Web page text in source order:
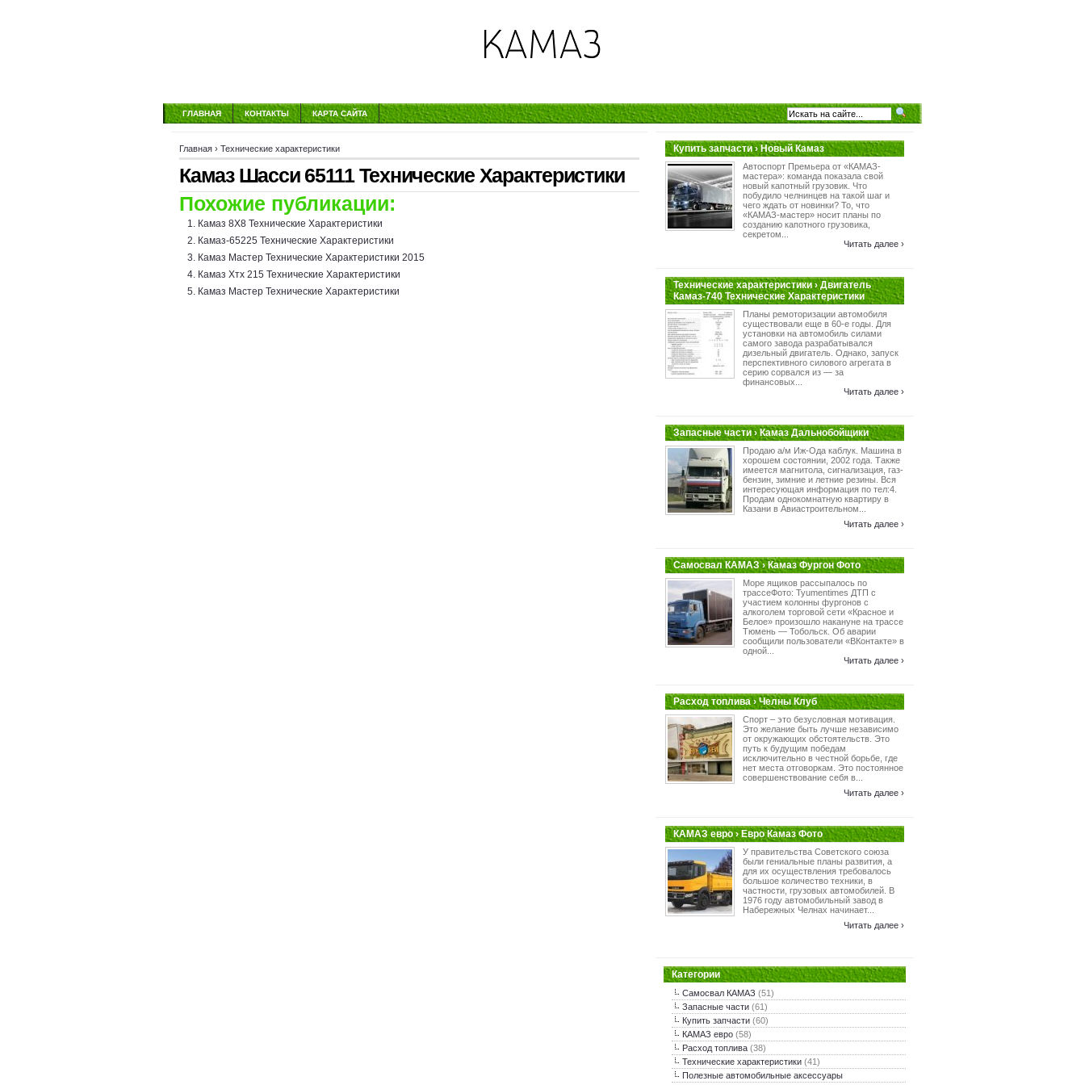
ГЛАВНАЯ КОНТАКТЫ КАРТА САЙТА
Главная › Технические характеристики
Камаз Шасси 65111 Технические Характеристики
Похожие публикации:
Камаз 8Х8 Технические Характеристики
Камаз-65225 Технические Характеристики
Камаз Мастер Технические Характеристики 2015
Камаз Хтх 215 Технические Характеристики
Камаз Мастер Технические Характеристики
Купить запчасти › Новый Камаз
Автоспорт Премьера от «КАМАЗ-
мастера»: команда показала свой
новый капотный грузовик. Что
побудило челнинцев на такой шаг и
чего ждать от новинки? То, что
«КАМАЗ-мастер» носит планы по
созданию капотного грузовика,
секретом...
Читать далее ›
Технические характеристики › Двигатель
Камаз-740 Технические Характеристики
Планы ремоторизации автомобиля
существовали еще в 60-е годы. Для
установки на автомобиль силами
самого завода разрабатывался
дизельный двигатель. Однако, запуск
перспективного силового агрегата в
серию сорвался из — за
финансовых...
Читать далее ›
Запасные части › Камаз Дальнобойщики
Продаю а/м Иж-Ода каблук. Машина в
хорошем состоянии, 2002 года. Также
имеется магнитола, сигнализация, газ-
бензин, зимние и летние резины. Вся
интересующая информация по тел:4.
Продам однокомнатную квартиру в
Казани в Авиастроительном...
Читать далее ›
Самосвал КАМАЗ › Камаз Фургон Фото
Море ящиков рассыпалось по
трассеФото: Tyumentimes ДТП с
участием колонны фургонов с
алкоголем торговой сети «Красное и
Белое» произошло накануне на трассе
Тюмень — Тобольск. Об аварии
сообщили пользователи «ВКонтакте» в
одной...
Читать далее ›
Расход топлива › Челны Клуб
Спорт – это безусловная мотивация.
Это желание быть лучше независимо
от окружающих обстоятельств. Это
путь к будущим победам
исключительно в честной борьбе, где
нет места отговоркам. Это постоянное
совершенствование себя в...
Читать далее ›
КАМАЗ евро › Евро Камаз Фото
У правительства Советского союза
были гениальные планы развития, а
для их осуществления требовалось
большое количество техники, в
частности, грузовых автомобилей. В
1976 году автомобильный завод в
Набережных Челнах начинает...
Читать далее ›
Категории
Самосвал КАМАЗ (51)
Запасные части (61)
Купить запчасти (60)
КАМАЗ евро (58)
Расход топлива (38)
Технические характеристики (41)
Полезные автомобильные аксессуары